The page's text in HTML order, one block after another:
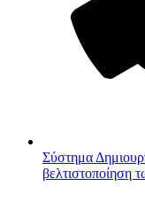
Σύστημα
βελτιστοποίηση